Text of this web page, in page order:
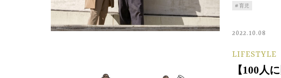
育児
2022.10.08
LIFESTYLE
【100人